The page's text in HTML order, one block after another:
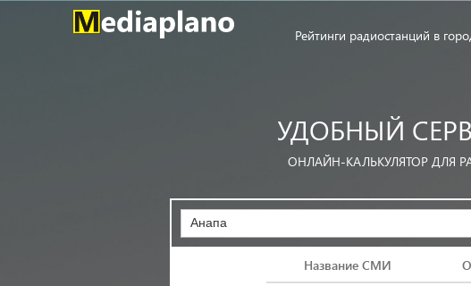
Рейтинги радиостанций в
УДОБНЫЙ
ОНЛАЙН-КАЛЬКУЛЯТОР ДЛЯ
Анапа
Название СМИ